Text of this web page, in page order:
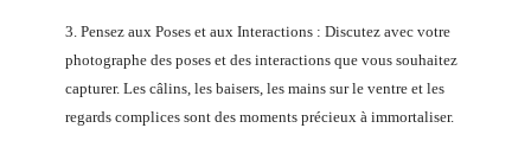
3. Pensez aux Poses et aux Interactions : Discutez avec votre
photographe des poses et des interactions que vous souhaitez
capturer. Les câlins, les baisers, les mains sur le ventre et les
regards complices sont des moments précieux à immortaliser.